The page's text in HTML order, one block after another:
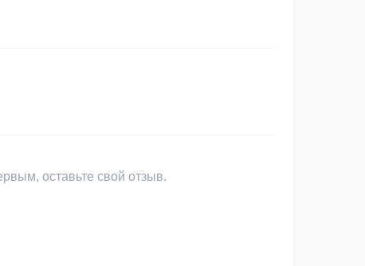
оставьте свой отзыв.